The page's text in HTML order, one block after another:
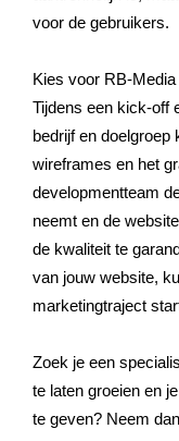
voor de gebruikers.
Kies voor RB-
Tijdens een kick-off
bedrijf en doelgroep
wireframes en het
developmentteam
neemt en de
de kwaliteit te
van jouw website,
marketingtraject
Zoek je een
te laten groeien en
te geven? Neem